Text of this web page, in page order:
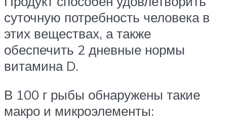
суточную потребность человека в
этих веществах, а также
обеспечить 2 дневные нормы
витамина D.
В 100 г рыбы обнаружены такие
макро и микроэлементы: